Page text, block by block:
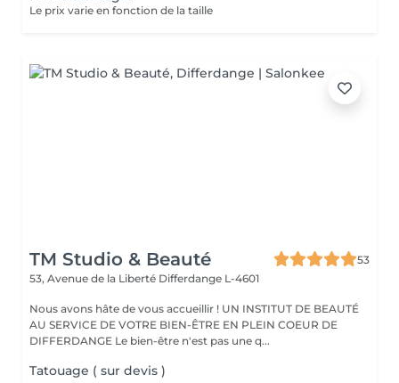
Le prix varie en fonction de la taille
TM Studio & Beauté
53
53, Avenue de la Liberté Differdange L-4601
Nous avons hâte de vous accueillir ! UN INSTITUT DE BEAUTÉ
AU SERVICE DE VOTRE BIEN-ÊTRE EN PLEIN COEUR DE
DIFFERDANGE Le bien-être n'est pas une q...
Tatouage ( sur devis )